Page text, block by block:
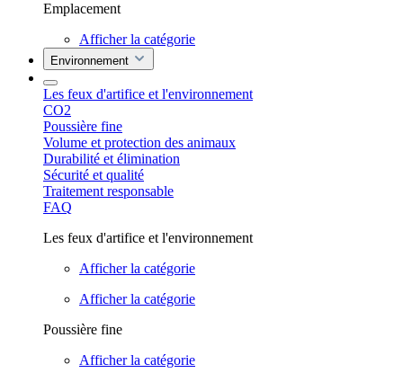
Emplacement
Afficher la catégorie
Environnement
Les feux d'artifice et l'environnement
CO2
Poussière fine
Volume et protection des animaux
Durabilité et élimination
Sécurité et qualité
Traitement responsable
FAQ
Les feux d'artifice et l'environnement
Afficher la catégorie
Afficher la catégorie
Poussière fine
Afficher la catégorie